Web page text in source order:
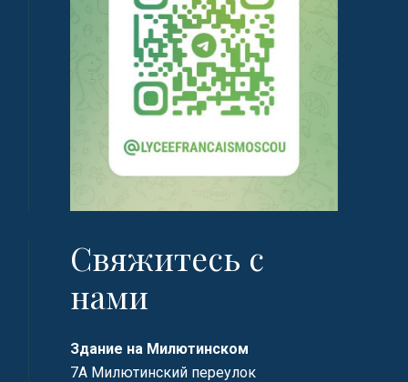
Свяжитесь с
нами
Здание на Милютинском
7А Милютинский переулок